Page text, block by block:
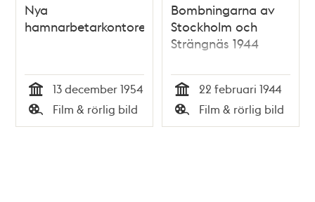
Nya
hamnarbetarkontoret
Tid
13 december 1954
Typ
Film & rörlig bild
Bombningarna av
Stockholm och
Strängnäs 1944
Tid
22 februari 1944
Typ
Film & rörlig bild